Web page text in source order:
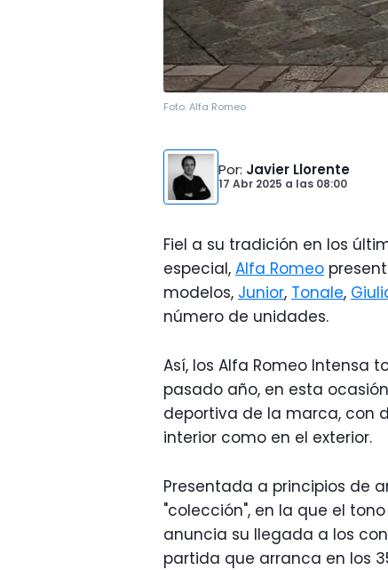
Foto:Alfa Romeo
Por: Javier Llorente
17 Abr 2025 a las 08:00
Fiel a su tradición en los
especial, Alfa Romeo
modelos, Junior, Tonale,
número de unidades.
Así, los Alfa Romeo Intensa
pasado año, en esta
deportiva de la marca, con
interior como en el exterior.
Presentada a principios de
"colección", en la que el
anuncia su llegada a los
partida que arranca en los